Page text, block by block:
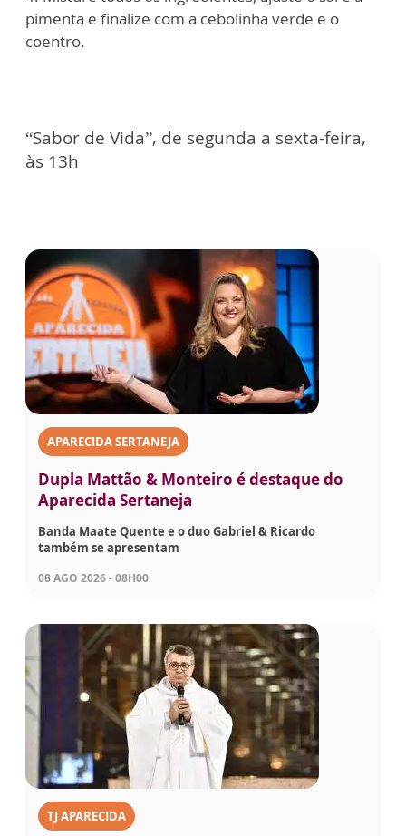
pimenta e finalize com a cebolinha verde e o
coentro.
“Sabor de Vida”, de segunda a sexta-feira,
às 13h
APARECIDA SERTANEJA
Dupla Mattão & Monteiro é destaque do
Aparecida Sertaneja
Banda Maate Quente e o duo Gabriel & Ricardo
também se apresentam
08 AGO 2026 - 08H00
TJ APARECIDA